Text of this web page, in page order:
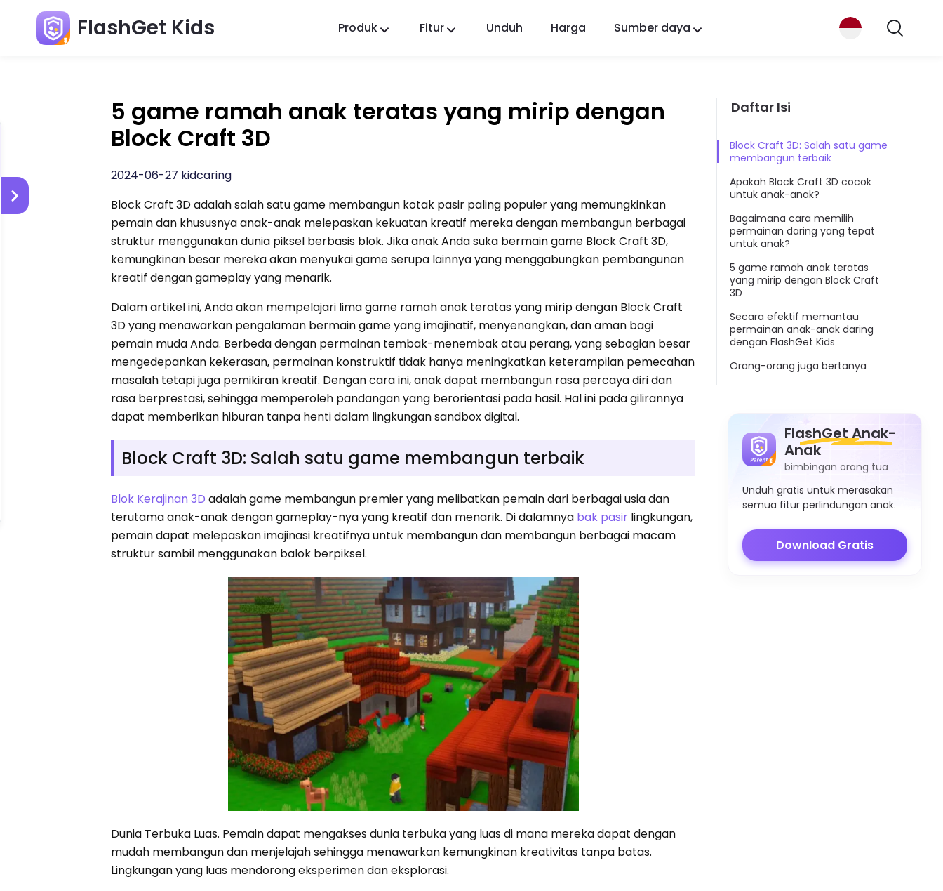
FlashGet Kids Produk
FlashGet Finder
Fitur Unduh Harga Sumber daya
5 game ramah anak teratas yang mirip dengan
Block Craft 3D
2024-06-27 kidcaring
Block Craft 3D adalah salah satu game membangun kotak pasir paling populer yang memungkinkan
pemain dan khususnya anak-anak melepaskan kekuatan kreatif mereka dengan membangun berbagai
struktur menggunakan dunia piksel berbasis blok. Jika anak Anda suka bermain game Block Craft 3D,
kemungkinan besar mereka akan menyukai game serupa lainnya yang menggabungkan pembangunan
kreatif dengan gameplay yang menarik.
Dalam artikel ini, Anda akan mempelajari lima game ramah anak teratas yang mirip dengan Block Craft
3D yang menawarkan pengalaman bermain game yang imajinatif, menyenangkan, dan aman bagi
pemain muda Anda. Berbeda dengan permainan tembak-menembak atau perang, yang sebagian besar
mengedepankan kekerasan, permainan konstruktif tidak hanya meningkatkan keterampilan pemecahan
masalah tetapi juga pemikiran kreatif. Dengan cara ini, anak dapat membangun rasa percaya diri dan
rasa berprestasi, sehingga memperoleh pandangan yang berorientasi pada hasil. Hal ini pada gilirannya
dapat memberikan hiburan tanpa henti dalam lingkungan sandbox digital.
Block Craft 3D: Salah satu game membangun terbaik
Blok Kerajinan 3D adalah game membangun premier yang melibatkan pemain dari berbagai usia dan
terutama anak-anak dengan gameplay-nya yang kreatif dan menarik. Di dalamnya bak pasir lingkungan,
pemain dapat melepaskan imajinasi kreatifnya untuk membangun dan membangun berbagai macam
struktur sambil menggunakan balok berpiksel.
Dunia Terbuka Luas. Pemain dapat mengakses dunia terbuka yang luas di mana mereka dapat dengan
mudah membangun dan menjelajah sehingga menawarkan kemungkinan kreativitas tanpa batas.
Lingkungan yang luas mendorong eksperimen dan eksplorasi.
Daftar Isi
Block Craft 3D: Salah satu game
membangun terbaik
Apakah Block Craft 3D cocok
untuk anak-anak?
Bagaimana cara memilih
permainan daring yang tepat
untuk anak?
5 game ramah anak teratas
yang mirip dengan Block Craft
3D
Secara efektif memantau
permainan anak-anak daring
dengan FlashGet Kids
Orang-orang juga bertanya
FlashGet Anak-
Anak
bimbingan orang tua
Unduh gratis untuk merasakan
semua fitur perlindungan anak.
Download Gratis